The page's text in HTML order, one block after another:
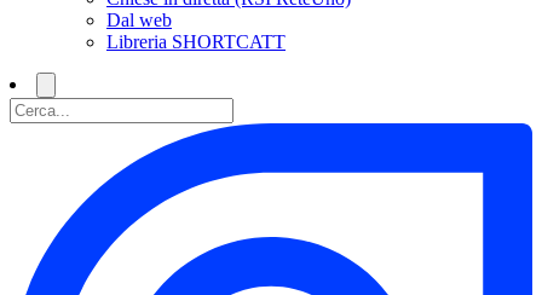
Dal web
Libreria SHORTCATT